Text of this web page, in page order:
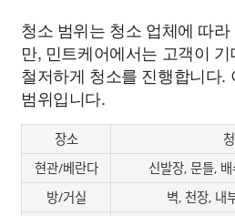
청소 범위는 청소 업체에 따
만, 민트케어에서는 고객이
철저하게 청소를 진행합니다.
범위입니다.
장소
현관/베란다
신발장, 문틀,
방/거실
벽, 천장, 내